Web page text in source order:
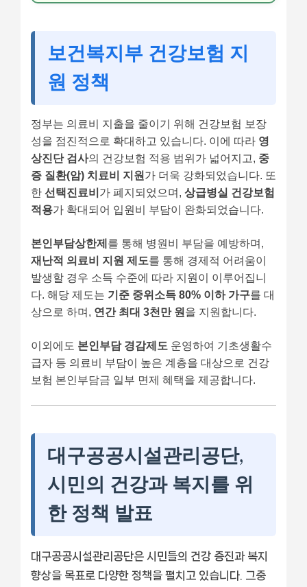
보건복지부 건강보험 지
원 정책
정부는 의료비 지출을 줄이기 위해 건강보험 보장
성을 점진적으로 확대하고 있습니다. 이에 따라 영
상진단 검사의 건강보험 적용 범위가 넓어지고, 중
증 질환(암) 치료비 지원 가 더욱 강화되었습니다. 또
한 선택진료비 가 폐지되었으며, 상급병실 건강보험
적용가 확대되어 입원비 부담이 완화되었습니다.
본인부담상한제 를 통해 병원비 부담을 예방하며,
재난적 의료비 지원 제도를 통해 경제적 어려움이
발생할 경우 소득 수준에 따라 지원이 이루어집니
다. 해당 제도는 기준 중위소득 80% 이하 가구를 대
상으로 하며, 연간 최대 3천만 원 을 지원합니다.
이외에도 본인부담 경감제도 운영하여 기초생활수
급자 등 의료비 부담이 높은 계층을 대상으로 건강
보험 본인부담금 일부 면제 혜택을 제공합니다.
대구공공시설관리공단,
시민의 건강과 복지를 위
한 정책 발표
대구공공시설관리공단은 시민들의 건강 증진과 복지
향상을 목표로 다양한 정책을 펼치고 있습니다. 그중